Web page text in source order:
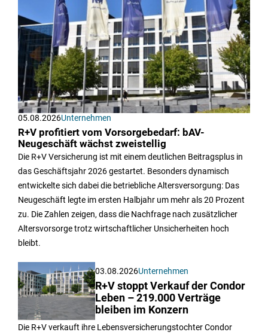
05.08.2026Unternehmen
R+V profitiert vom Vorsorgebedarf: bAV-
Neugeschäft wächst zweistellig
Die R+V Versicherung ist mit einem deutlichen Beitragsplus in
das Geschäftsjahr 2026 gestartet. Besonders dynamisch
entwickelte sich dabei die betriebliche Altersversorgung: Das
Neugeschäft legte im ersten Halbjahr um mehr als 20 Prozent
zu. Die Zahlen zeigen, dass die Nachfrage nach zusätzlicher
Altersvorsorge trotz wirtschaftlicher Unsicherheiten hoch
bleibt.
03.08.2026Unternehmen
R+V stoppt Verkauf der Condor
Leben – 219.000 Verträge
bleiben im Konzern
Die R+V verkauft ihre Lebensversicherungstochter Condor